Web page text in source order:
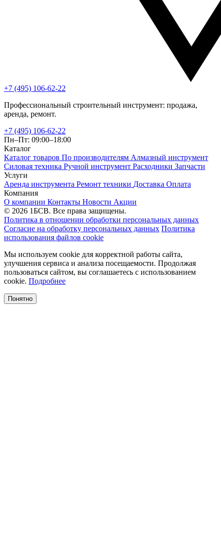
+7 (495) 106-62-22
Профессиональный строительный инструмент: продажа,
аренда, ремонт.
+7 (495) 106-62-22
Пн–Пт: 09:00–18:00
Каталог
Каталог товаров По производителям Алмазный инструмент
Силовая техника Ручной инструмент Расходники Запчасти
Услуги
Аренда инструмента Ремонт техники Доставка Оплата
Компания
О компании Контакты Новости Акции
© 2026 1БСВ. Все права защищены.
Политика в отношении обработки персональных данных
Согласие на обработку персональных данных Политика
использования файлов cookie
Мы используем cookie для корректной работы сайта,
улучшения сервиса и анализа посещаемости. Продолжая
пользоваться сайтом, вы соглашаетесь с использованием
cookie. Подробнее
Понятно